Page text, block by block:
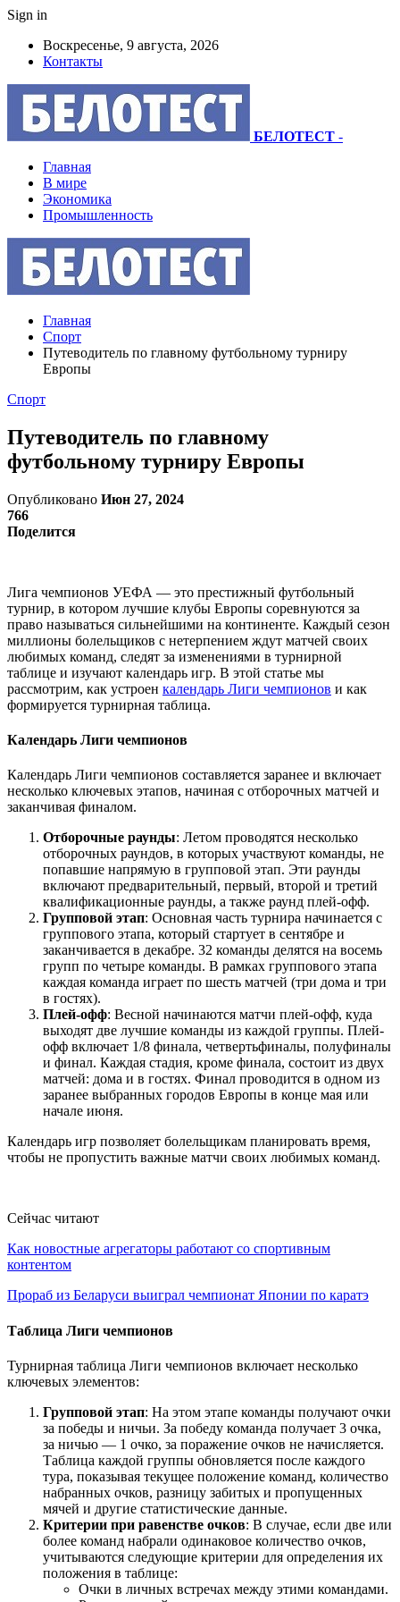
Sign in
Воскресенье, 9 августа, 2026
Контакты
БЕЛОТЕСТ -
Главная
В мире
Экономика
Промышленность
Главная
Спорт
Путеводитель по главному футбольному турниру
Европы
Спорт
Путеводитель по главному
футбольному турниру Европы
Опубликовано Июн 27, 2024
766
Поделится
Лига чемпионов УЕФА — это престижный футбольный
турнир, в котором лучшие клубы Европы соревнуются за
право называться сильнейшими на континенте. Каждый сезон
миллионы болельщиков с нетерпением ждут матчей своих
любимых команд, следят за изменениями в турнирной
таблице и изучают календарь игр. В этой статье мы
рассмотрим, как устроен календарь Лиги чемпионов и как
формируется турнирная таблица.
Календарь Лиги чемпионов
Календарь Лиги чемпионов составляется заранее и включает
несколько ключевых этапов, начиная с отборочных матчей и
заканчивая финалом.
Отборочные раунды: Летом проводятся несколько
отборочных раундов, в которых участвуют команды, не
попавшие напрямую в групповой этап. Эти раунды
включают предварительный, первый, второй и третий
квалификационные раунды, а также раунд плей-офф.
Групповой этап: Основная часть турнира начинается с
группового этапа, который стартует в сентябре и
заканчивается в декабре. 32 команды делятся на восемь
групп по четыре команды. В рамках группового этапа
каждая команда играет по шесть матчей (три дома и три
в гостях).
Плей-офф: Весной начинаются матчи плей-офф, куда
выходят две лучшие команды из каждой группы. Плей-
офф включает 1/8 финала, четвертьфиналы, полуфиналы
и финал. Каждая стадия, кроме финала, состоит из двух
матчей: дома и в гостях. Финал проводится в одном из
заранее выбранных городов Европы в конце мая или
начале июня.
Календарь игр позволяет болельщикам планировать время,
чтобы не пропустить важные матчи своих любимых команд.
Сейчас читают
Как новостные агрегаторы работают со спортивным
контентом
Прораб из Беларуси выиграл чемпионат Японии по каратэ
Таблица Лиги чемпионов
Турнирная таблица Лиги чемпионов включает несколько
ключевых элементов:
Групповой этап: На этом этапе команды получают очки
за победы и ничьи. За победу команда получает 3 очка,
за ничью — 1 очко, за поражение очков не начисляется.
Таблица каждой группы обновляется после каждого
тура, показывая текущее положение команд, количество
набранных очков, разницу забитых и пропущенных
мячей и другие статистические данные.
Критерии при равенстве очков: В случае, если две или
более команд набрали одинаковое количество очков,
учитываются следующие критерии для определения их
положения в таблице:
Очки в личных встречах между этими командами.